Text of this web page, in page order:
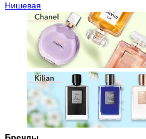
Нишевая